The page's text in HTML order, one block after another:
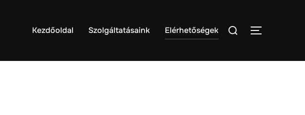
Kezdőoldal Szolgáltatásaink Elérhetőségek